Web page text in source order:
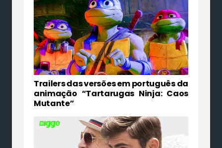
Trailers das versões em português da
animação “Tartarugas Ninja: Caos
Mutante”